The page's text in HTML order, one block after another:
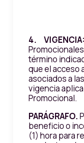
4. VIGENCIA:
término
que el acceso
asociados a
vigencia
Promocional.
PARÁGRAFO.
beneficio o
(1) hora para